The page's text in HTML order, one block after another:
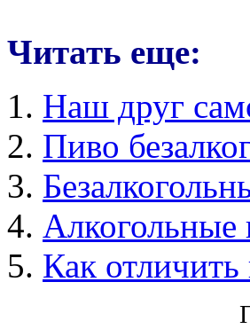
Читать еще:
Наш друг
Пиво
Алкогольные
Как